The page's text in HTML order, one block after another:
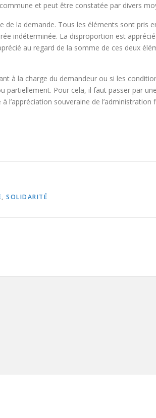
et peut être constatée par divers
la demande. Tous les éléments sont pris
indéterminée. La disproportion est
au regard de la somme de ces deux
à la charge du demandeur ou si les
Pour cela, il faut passer par
l’appréciation souveraine de l’administration
, SOLIDARITÉ